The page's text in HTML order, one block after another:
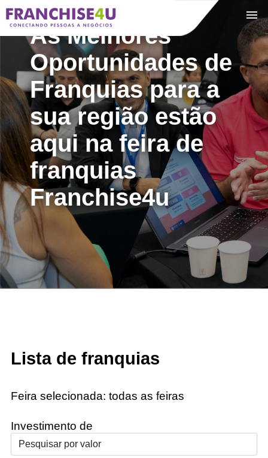
+
As Melhores
Oportunidades de
Franquias para a
sua região estão
aqui na feira de
franquias
Franchise4u
Lista de franquias
Feira selecionada: todas as feiras
Investimento de